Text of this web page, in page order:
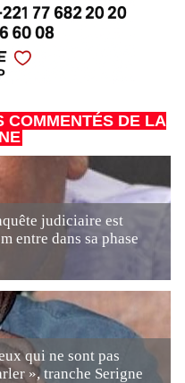
COMMENTÉS DE LA
judiciaire est
entre dans sa phase
qui ne sont pas
», tranche Serigne